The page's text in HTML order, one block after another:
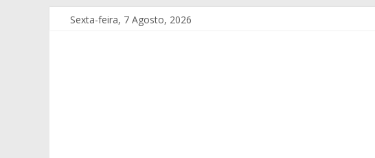
Sexta-feira, 7 Agosto, 2026